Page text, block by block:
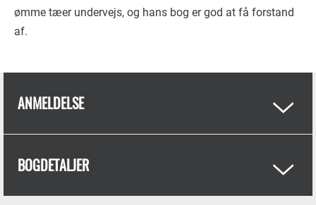
ømme tæer undervejs, og hans bog er god at få forstand
af.
ANMELDELSE
BOGDETALJER